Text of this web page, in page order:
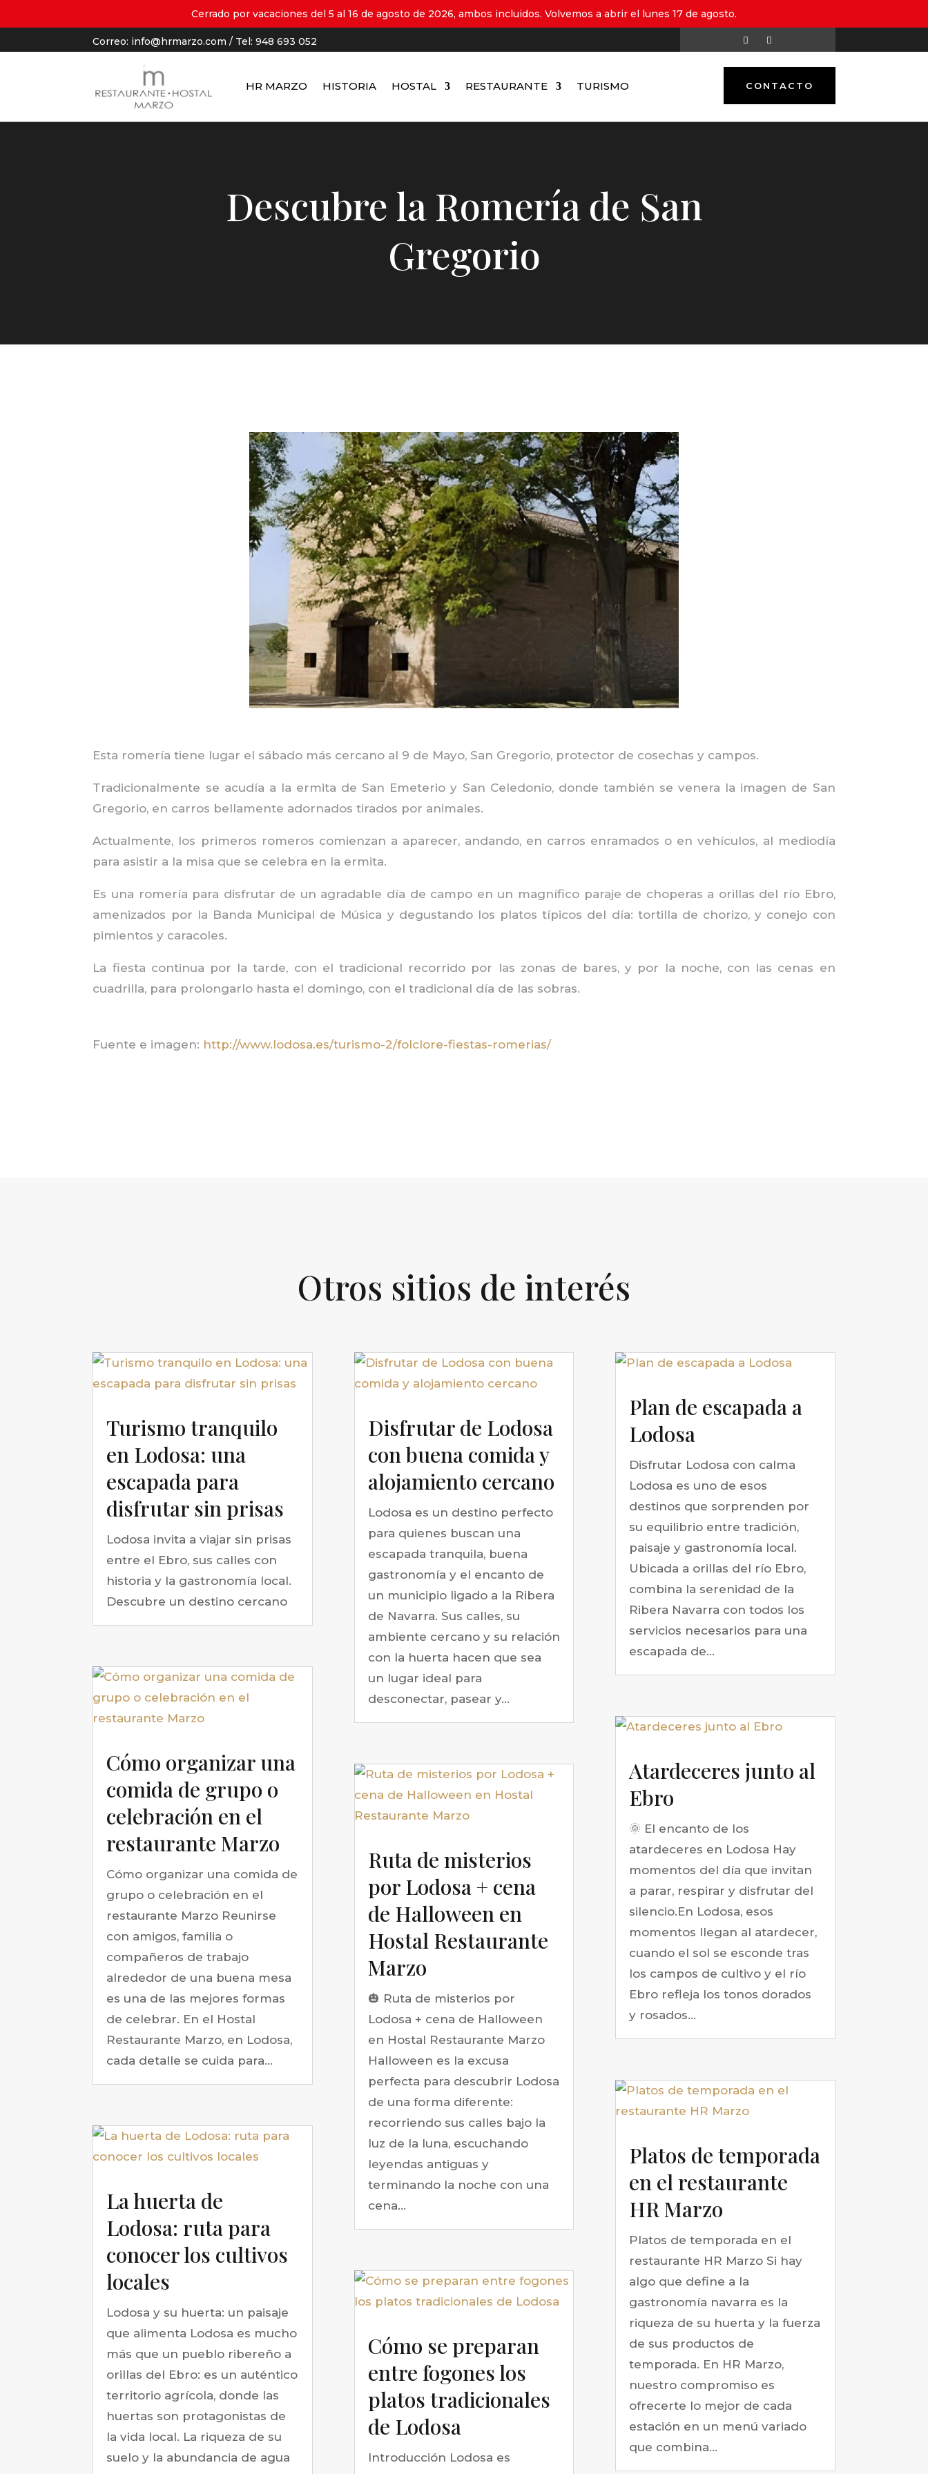
Cerrado por vacaciones del 5 al 16 de agosto de 2026, ambos incluidos. Volvemos a abrir el lunes 17 de agosto.
Correo: info@hrmarzo.com / Tel: 948 693 052
HR MARZO HISTORIA HOSTAL RESTAURANTE TURISMO CONTACTO
Descubre la Romería de San
Gregorio
Esta romería tiene lugar el sábado más cercano al 9 de Mayo, San Gregorio, protector de cosechas y campos.
Tradicionalmente se acudía a la ermita de San Emeterio y San Celedonio, donde también se venera la imagen de San
Gregorio, en carros bellamente adornados tirados por animales.
Actualmente, los primeros romeros comienzan a aparecer, andando, en carros enramados o en vehículos, al mediodía
para asistir a la misa que se celebra en la ermita.
Es una romería para disfrutar de un agradable día de campo en un magnífico paraje de choperas a orillas del río Ebro,
amenizados por la Banda Municipal de Música y degustando los platos típicos del día: tortilla de chorizo, y conejo con
pimientos y caracoles.
La fiesta continua por la tarde, con el tradicional recorrido por las zonas de bares, y por la noche, con las cenas en
cuadrilla, para prolongarlo hasta el domingo, con el tradicional día de las sobras.
Fuente e imagen: http://www.lodosa.es/turismo-2/folclore-fiestas-romerias/
Otros sitios de interés
Turismo tranquilo
en Lodosa: una
escapada para
disfrutar sin prisas
Lodosa invita a viajar sin prisas
entre el Ebro, sus calles con
historia y la gastronomía local.
Descubre un destino cercano
Cómo organizar una
comida de grupo o
celebración en el
restaurante Marzo
Cómo organizar una comida de
grupo o celebración en el
restaurante Marzo Reunirse
con amigos, familia o
compañeros de trabajo
alrededor de una buena mesa
es una de las mejores formas
de celebrar. En el Hostal
Restaurante Marzo, en Lodosa,
cada detalle se cuida para...
La huerta de
Lodosa: ruta para
conocer los cultivos
locales
Lodosa y su huerta: un paisaje
que alimenta Lodosa es mucho
más que un pueblo ribereño a
orillas del Ebro: es un auténtico
territorio agrícola, donde las
huertas son protagonistas de
la vida local. La riqueza de su
suelo y la abundancia de agua
Disfrutar de Lodosa
con buena comida y
alojamiento cercano
Lodosa es un destino perfecto
para quienes buscan una
escapada tranquila, buena
gastronomía y el encanto de
un municipio ligado a la Ribera
de Navarra. Sus calles, su
ambiente cercano y su relación
con la huerta hacen que sea
un lugar ideal para
desconectar, pasear y...
Ruta de misterios
por Lodosa + cena
de Halloween en
Hostal Restaurante
Marzo
🎃 Ruta de misterios por
Lodosa + cena de Halloween
en Hostal Restaurante Marzo
Halloween es la excusa
perfecta para descubrir Lodosa
de una forma diferente:
recorriendo sus calles bajo la
luz de la luna, escuchando
leyendas antiguas y
terminando la noche con una
cena...
Cómo se preparan
entre fogones los
platos tradicionales
de Lodosa
Introducción Lodosa es
Plan de escapada a
Lodosa
Disfrutar Lodosa con calma
Lodosa es uno de esos
destinos que sorprenden por
su equilibrio entre tradición,
paisaje y gastronomía local.
Ubicada a orillas del río Ebro,
combina la serenidad de la
Ribera Navarra con todos los
servicios necesarios para una
escapada de...
Atardeceres junto al
Ebro
🌞 El encanto de los
atardeceres en Lodosa Hay
momentos del día que invitan
a parar, respirar y disfrutar del
silencio.En Lodosa, esos
momentos llegan al atardecer,
cuando el sol se esconde tras
los campos de cultivo y el río
Ebro refleja los tonos dorados
y rosados...
Platos de temporada
en el restaurante
HR Marzo
Platos de temporada en el
restaurante HR Marzo Si hay
algo que define a la
gastronomía navarra es la
riqueza de su huerta y la fuerza
de sus productos de
temporada. En HR Marzo,
nuestro compromiso es
ofrecerte lo mejor de cada
estación en un menú variado
que combina...